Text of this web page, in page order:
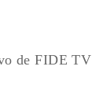
de FIDE TV